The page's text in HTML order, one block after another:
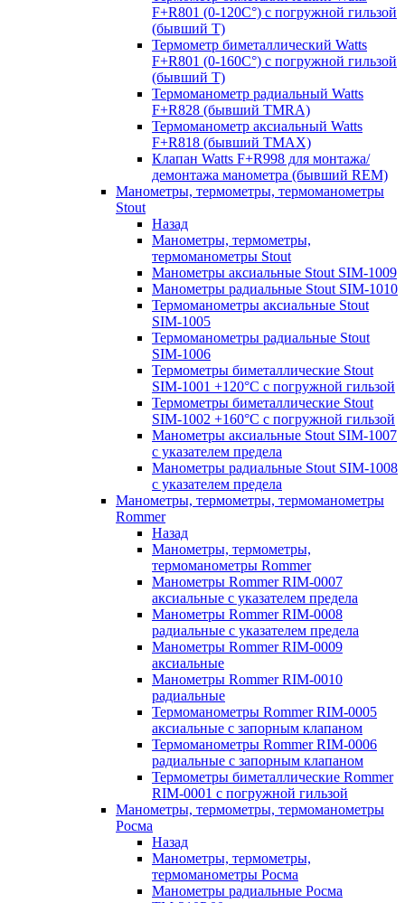
F+R801 (0-120С°) с погружной гильзой
(бывший T)
Термометр биметаллический Watts
F+R801 (0-160С°) с погружной гильзой
(бывший T)
Термоманометр радиальный Watts
F+R828 (бывший TMRA)
Термоманометр аксиальный Watts
F+R818 (бывший TMAX)
Клапан Watts F+R998 для монтажа/
демонтажа манометра (бывший REM)
Манометры, термометры, термоманометры
Stout
Назад
Манометры, термометры,
термоманометры Stout
Манометры аксиальные Stout SIM-1009
Манометры радиальные Stout SIM-1010
Термоманометры аксиальные Stout
SIM-1005
Термоманометры радиальные Stout
SIM-1006
Термометры биметаллические Stout
SIM-1001 +120°С с погружной гильзой
Термометры биметаллические Stout
SIM-1002 +160°С с погружной гильзой
Манометры аксиальные Stout SIM-1007
с указателем предела
Манометры радиальные Stout SIM-1008
с указателем предела
Манометры, термометры, термоманометры
Rommer
Назад
Манометры, термометры,
термоманометры Rommer
Манометры Rommer RIM-0007
аксиальные с указателем предела
Манометры Rommer RIM-0008
радиальные с указателем предела
Манометры Rommer RIM-0009
аксиальные
Манометры Rommer RIM-0010
радиальные
Термоманометры Rommer RIM-0005
аксиальные с запорным клапаном
Термоманометры Rommer RIM-0006
радиальные с запорным клапаном
Термометры биметаллические Rommer
RIM-0001 с погружной гильзой
Манометры, термометры, термоманометры
Росма
Назад
Манометры, термометры,
термоманометры Росма
Манометры радиальные Росма